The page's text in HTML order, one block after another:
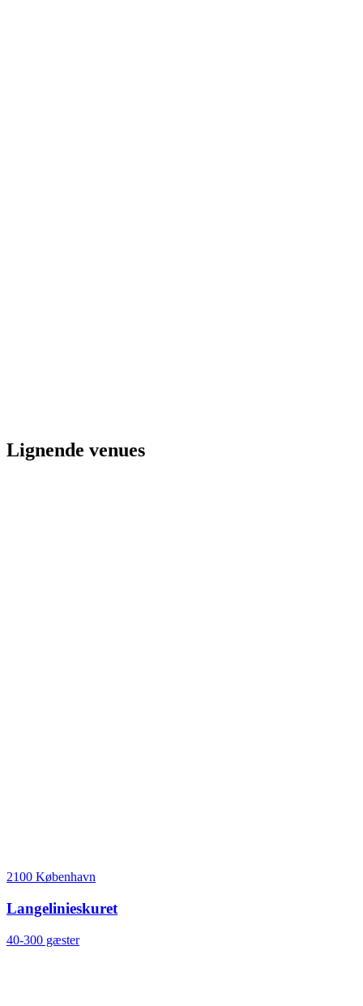
Lignende venues
2100 København
Langelinieskuret
40-300 gæster